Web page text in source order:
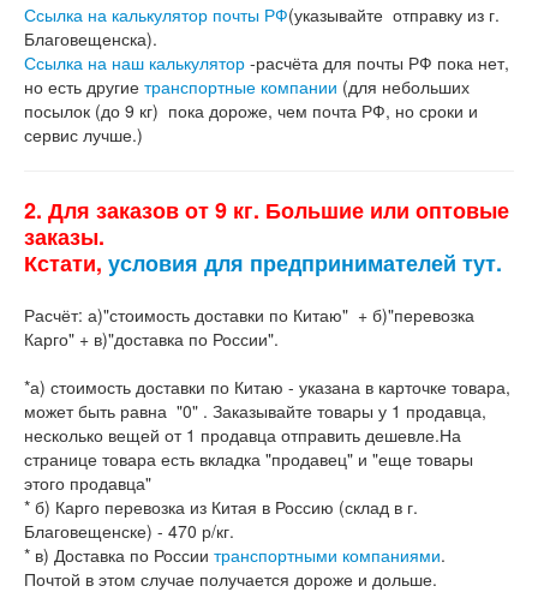
Ссылка на калькулятор почты РФ(указывайте отправку из г.
Благовещенска).
Ссылка на наш калькулятор -расчёта для почты РФ пока нет,
но есть другие транспортные компании (для небольших
посылок (до 9 кг) пока дороже, чем почта РФ, но сроки и
сервис лучше.)
2. Для заказов от 9 кг. Большие или оптовые
заказы.
Кстати, условия для предпринимателей тут.
Расчёт: а)"стоимость доставки по Китаю" + б)"перевозка
Карго" + в)"доставка по России".
*а) стоимость доставки по Китаю - указана в карточке товара,
может быть равна "0" . Заказывайте товары у 1 продавца,
несколько вещей от 1 продавца отправить дешевле.На
странице товара есть вкладка "продавец" и "еще товары
этого продавца"
* б) Карго перевозка из Китая в Россию (склад в г.
Благовещенске) - 470 р/кг.
* в) Доставка по России транспортными компаниями.
Почтой в этом случае получается дороже и дольше.